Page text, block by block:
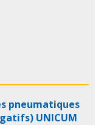
pneumatiques
UNICUM